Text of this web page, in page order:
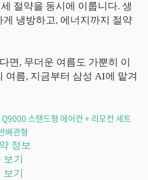
절약을 동시에 이룹니다. 생
냉방하고, 에너지까지 절약
면, 무더운 여름도 가뿐히 이
여름, 지금부터 삼성 AI에 맡겨
정보
기
기